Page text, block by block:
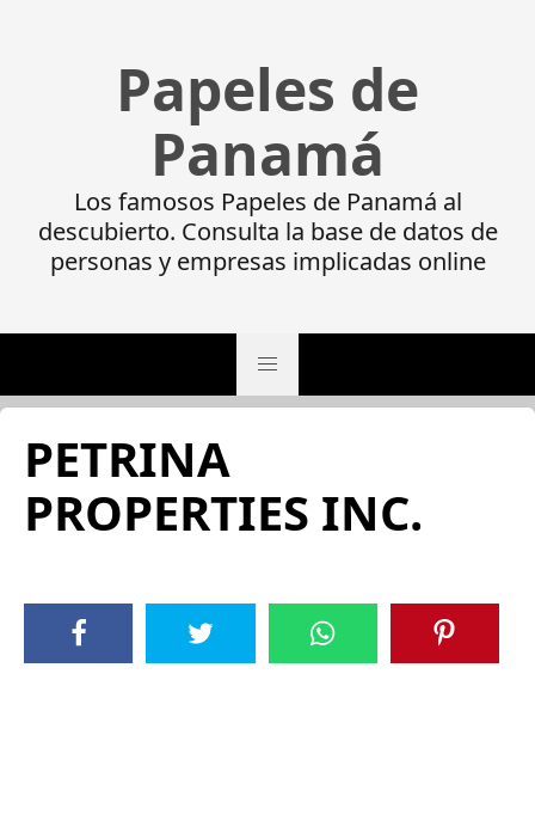
Papeles de
Panamá
Los famosos Papeles de Panamá al
descubierto. Consulta la base de datos de
personas y empresas implicadas online
PETRINA
PROPERTIES INC.